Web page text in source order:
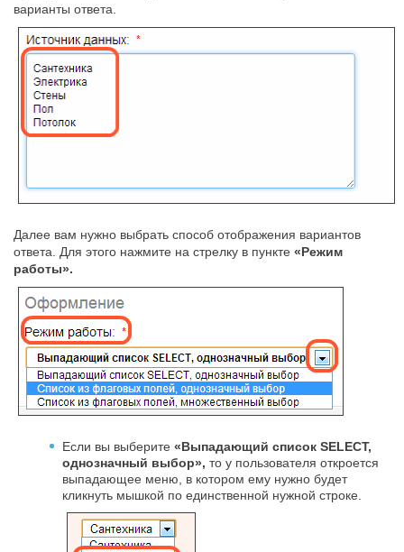
варианты ответа.
Далее вам нужно выбрать способ отображения вариантов
ответа. Для этого нажмите на стрелку в пункте «Режим
работы».
Если вы выберите «Выпадающий список SELECT,
однозначный выбор», то у пользователя откроется
выпадающее меню, в котором ему нужно будет
кликнуть мышкой по единственной нужной строке.